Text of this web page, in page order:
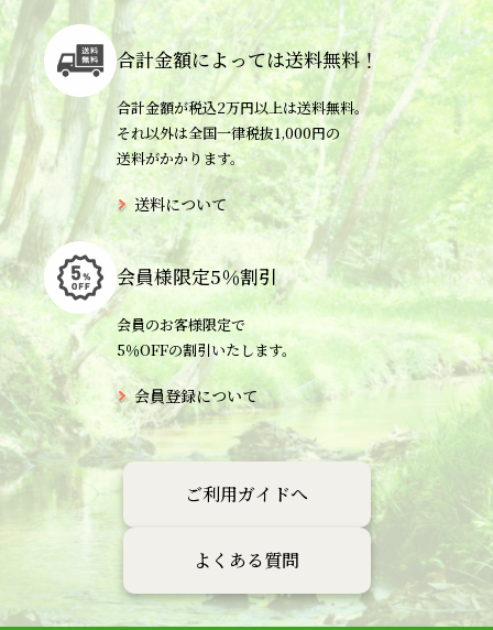
合計金額によっては送料無料！
合計金額が税込2万円以上は送料無料。
それ以外は全国一律税抜1,000円の
送料がかかります。
送料について
会員様限定5％割引
会員のお客様限定で
5％OFFの割引いたします。
会員登録について
ご利用ガイドへ
よくある質問